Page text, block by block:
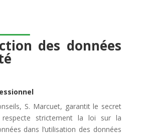
des données
S. Marcuet, garantit le secret
respecte strictement la loi sur la
dans l’utilisation des données